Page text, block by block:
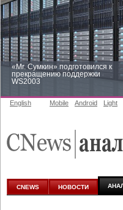
«Mr. Сумкин» подготовился к
прекращению поддержки
WS2003
аналитике
English Mobile Android Light
CNEWS НОВОСТИ